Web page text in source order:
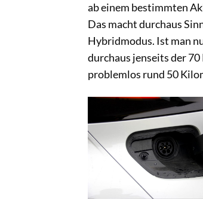
ab einem bestimmten
Das macht durchaus
Hybridmodus. Ist man
durchaus jenseits der
problemlos rund 50